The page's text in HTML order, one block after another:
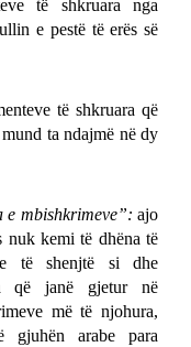
të shkruara nga
e pestë të erës së
të shkruara që
ta ndajmë në dy
e mbishkrimeve”: ajo
nuk kemi të dhëna të
të shenjtë si dhe
që janë gjetur në
më të njohura,
gjuhën arabe para